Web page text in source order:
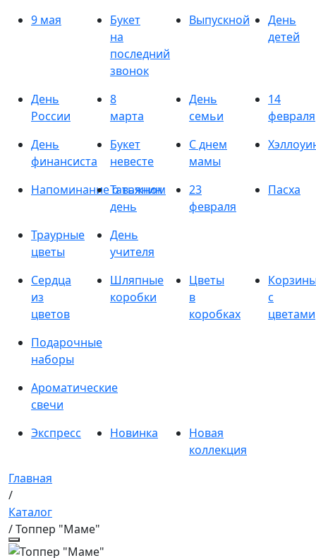
9 мая
Букет
на
последний
звонок
Выпускной
День
детей
День
России
8
марта
День
семьи
14
февраля
День
финансиста
Букет
невесте
С днем
мамы
Напоминание о важном
Татьянин
день
23
февраля
Пасха
Траурные
цветы
День
учителя
Сердца
из
цветов
Шляпные
коробки
Цветы
в
коробках
с
цветами
Подарочные
наборы
Ароматические
свечи
Экспресс
Новинка
Новая
коллекция
Главная
/
Каталог
/ Топпер "Маме"